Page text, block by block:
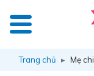
Trang chủ Mẹ